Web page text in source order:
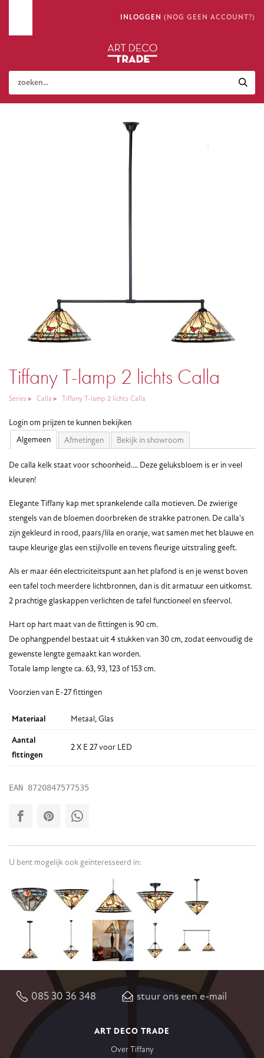
INLOGGEN (NOG GEEN ACCOUNT?)
Tiffany T-lamp 2 lichts Calla
Series Calla Tiffany T-lamp 2 lichts Calla
Login om prijzen te kunnen bekijken
Algemeen
Afmetingen Bekijk in showroom
De calla kelk staat voor schoonheid.... Deze geluksbloem is er in veel
kleuren!
Elegante Tiffany kap met sprankelende calla motieven. De zwierige
stengels van de bloemen doorbreken de strakke patronen. De calla's
zijn gekleurd in rood, paars/lila en oranje, wat samen met het blauwe en
taupe kleurige glas een stijlvolle en tevens fleurige uitstraling geeft.
Als er maar één electriciteitspunt aan het plafond is en je wenst boven
een tafel toch meerdere lichtbronnen, dan is dit armatuur een uitkomst.
2 prachtige glaskappen verlichten de tafel functioneel en sfeervol.
Hart op hart maat van de fittingen is 90 cm.
De ophangpendel bestaat uit 4 stukken van 30 cm, zodat eenvoudig de
gewenste lengte gemaakt kan worden.
Totale lamp lengte ca. 63, 93, 123 of 153 cm.
Voorzien van E-27 fittingen
Materiaal Metaal, Glas
Aantal
fittingen
2 X E 27 voor LED
EAN 8720847577535
U bent mogelijk ook geïnteresseerd in:
085 30 36 348 stuur ons een e-mail
ART DECO TRADE
Over Tiffany